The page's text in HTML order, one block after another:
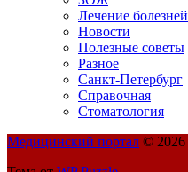
Лечение болезней
Новости
Полезные советы
Разное
Санкт-Петербург
Справочная
Стоматология
Медицинский портал © 2026